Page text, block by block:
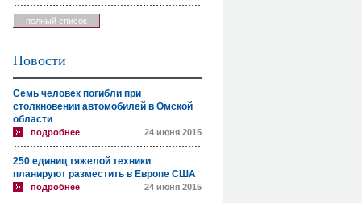
полный список
Новости
Семь человек погибли при
столкновении автомобилей в Омской
области
подробнее 24 июня 2015
250 единиц тяжелой техники
планируют разместить в Европе США
подробнее 24 июня 2015